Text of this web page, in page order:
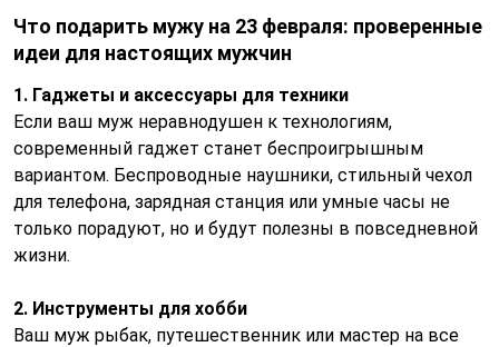
Что подарить мужу на 23 февраля: проверенные
идеи для настоящих мужчин
1. Гаджеты и аксессуары для техники
Если ваш муж неравнодушен к технологиям,
современный гаджет станет беспроигрышным
вариантом. Беспроводные наушники, стильный чехол
для телефона, зарядная станция или умные часы не
только порадуют, но и будут полезны в повседневной
жизни.
2. Инструменты для хобби
Ваш муж рыбак, путешественник или мастер на все